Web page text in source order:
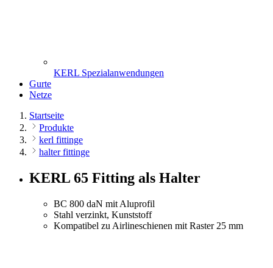
KERL Spezialanwendungen
Gurte
Netze
Startseite
Produkte
kerl fittinge
halter fittinge
KERL 65 Fitting als Halter
BC 800 daN mit Aluprofil
Stahl verzinkt, Kunststoff
Kompatibel zu Airlineschienen mit Raster 25 mm